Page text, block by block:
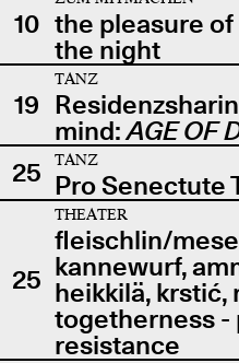
10 the pleasure
the night
19
TANZ
mind:AGE OF
25
TANZ
Pro Senectute
25
THEATER
fleischlin/
kannewurf,
heikkilä, krstić,
togetherness -
resistance